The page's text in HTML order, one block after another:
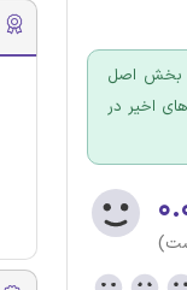
بخش اصل
اخیر در